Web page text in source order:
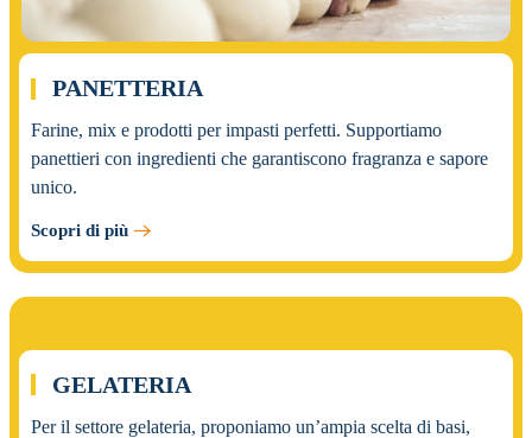
PANETTERIA
Farine, mix e prodotti per impasti perfetti. Supportiamo
panettieri con ingredienti che garantiscono fragranza e sapore
unico.
Scopri di più
03.
GELATERIA
Per il settore gelateria, proponiamo un’ampia scelta di basi,